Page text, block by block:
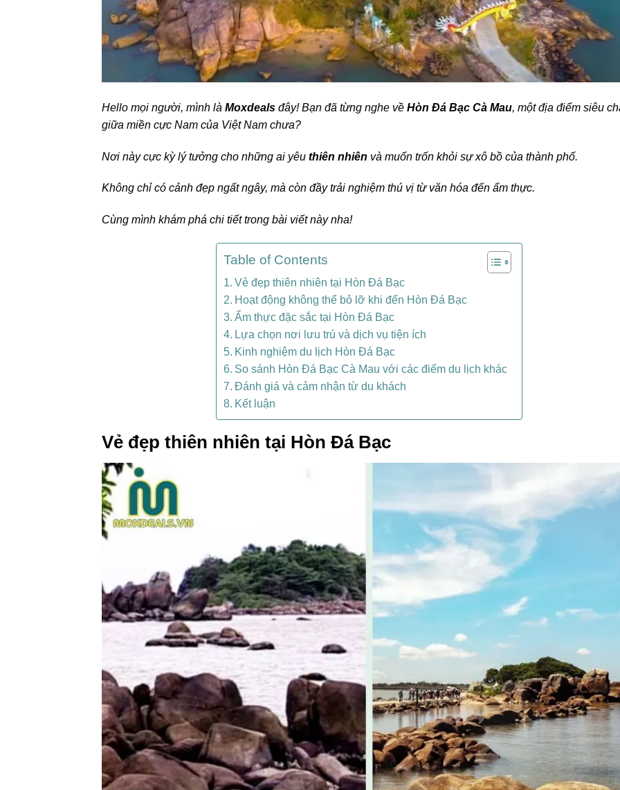
Hello mọi người, mình là Moxdeals đây! Bạn đã từng nghe về Hòn Đá Bạc Cà Mau, một địa điểm siêu
giữa miền cực Nam của Việt Nam chưa?
Nơi này cực kỳ lý tưởng cho những ai yêu thiên nhiên và muốn trốn khỏi sự xô bồ của thành phố.
Không chỉ có cảnh đẹp ngất ngây, mà còn đầy trải nghiệm thú vị từ văn hóa đến ẩm thực.
Cùng mình khám phá chi tiết trong bài viết này nha!
Table of Contents
Vẻ đẹp thiên nhiên tại Hòn Đá Bạc
Hoạt động không thể bỏ lỡ khi đến Hòn Đá Bạc
Ẩm thực đặc sắc tại Hòn Đá Bạc
Lựa chọn nơi lưu trú và dịch vụ tiện ích
Kinh nghiệm du lịch Hòn Đá Bạc
So sánh Hòn Đá Bạc Cà Mau với các điểm du lịch khác
Đánh giá và cảm nhận từ du khách
Kết luận
Vẻ đẹp thiên nhiên tại Hòn Đá Bạc